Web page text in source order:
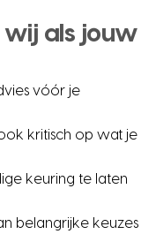
als jouw
vóór je
kritisch op wat je
keuring te laten
belangrijke keuzes